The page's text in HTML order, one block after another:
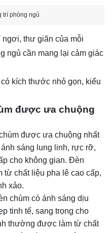
trí phòng ngủ
ngơi, thư giãn của mỗi
ngủ cần mang lại cảm giác
kích thước nhỏ gọn, kiểu
được ưa chuộng
được ưa chuộng nhất
sáng lung linh, rực rỡ,
cho không gian. Đèn
chất liệu pha lê cao cấp,
xảo.
chùm có ánh sáng dịu
tinh tế, sang trọng cho
thường được làm từ chất